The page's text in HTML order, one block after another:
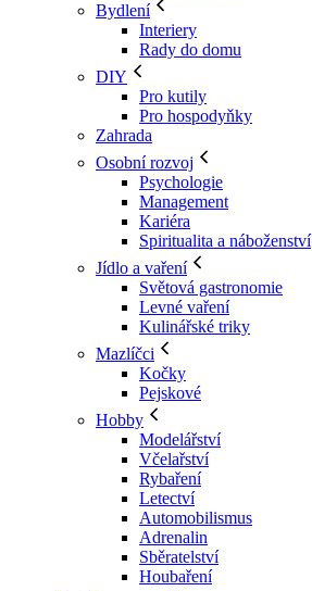
Bydlení
Interiery
Rady do domu
DIY
Pro kutily
Pro hospodyňky
Zahrada
Osobní rozvoj
Psychologie
Management
Kariéra
Spiritualita a náboženství
Jídlo a vaření
Světová gastronomie
Levné vaření
Kulinářské triky
Mazlíčci
Kočky
Pejskové
Hobby
Modelářství
Včelařství
Rybaření
Letectví
Automobilismus
Adrenalin
Sběratelství
Houbaření